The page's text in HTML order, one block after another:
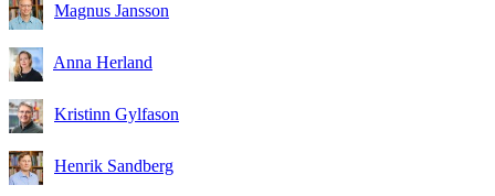
Magnus Jansson
Anna Herland
Kristinn Gylfason
Henrik Sandberg